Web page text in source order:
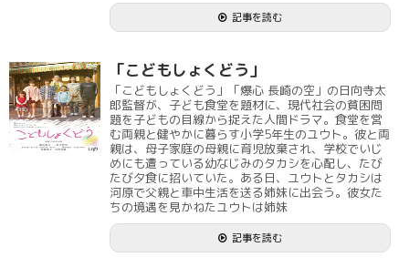
記事を読む
「こどもしょくどう」
「こどもしょくどう」「爆心 長崎の空」の日向寺太
郎監督が、子ども食堂を題材に、現代社会の貧困問
題を子どもの目線から捉えた人間ドラマ。食堂を営
む両親と健やかに暮らす小学5年生のユウト。彼と両
親は、母子家庭の母親に育児放棄され、学校でいじ
めにも遭っている幼なじみのタカシを心配し、たび
たび夕食に招いていた。ある日、ユウトとタカシは
河原で父親と車中生活を送る姉妹に出会う。彼女た
ちの境遇を見かねたユウトは姉妹
記事を読む